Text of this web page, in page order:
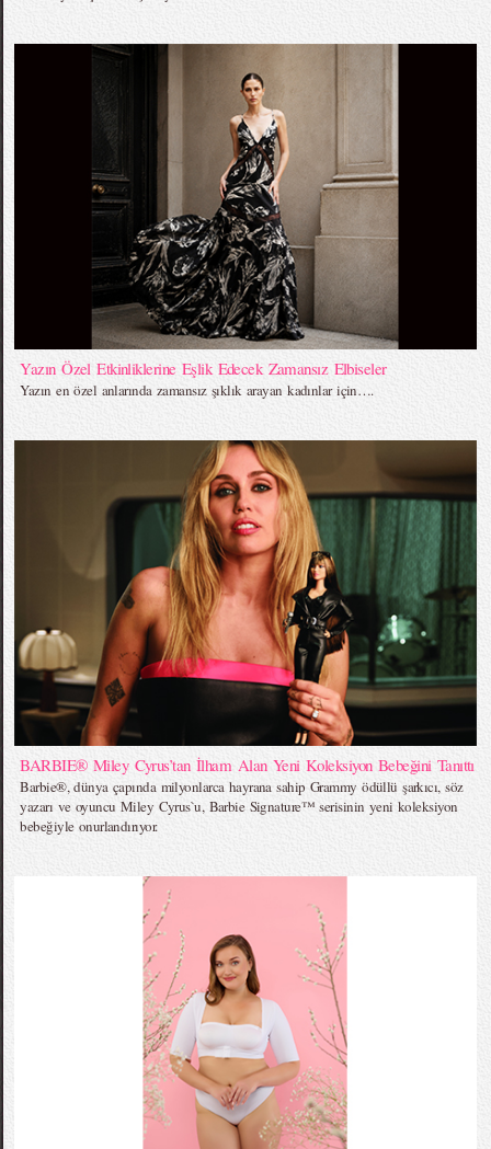
Yazın Özel Etkinliklerine Eşlik Edecek Zamansız Elbiseler
Yazın en özel anlarında zamansız şıklık arayan kadınlar için….
BARBIE® Miley Cyrus’tan İlham Alan Yeni Koleksiyon Bebeğini Tanıttı
Barbie®, dünya çapında milyonlarca hayrana sahip Grammy ödüllü şarkıcı, söz
yazarı ve oyuncu Miley Cyrus`u, Barbie Signature™ serisinin yeni koleksiyon
bebeğiyle onurlandırıyor.